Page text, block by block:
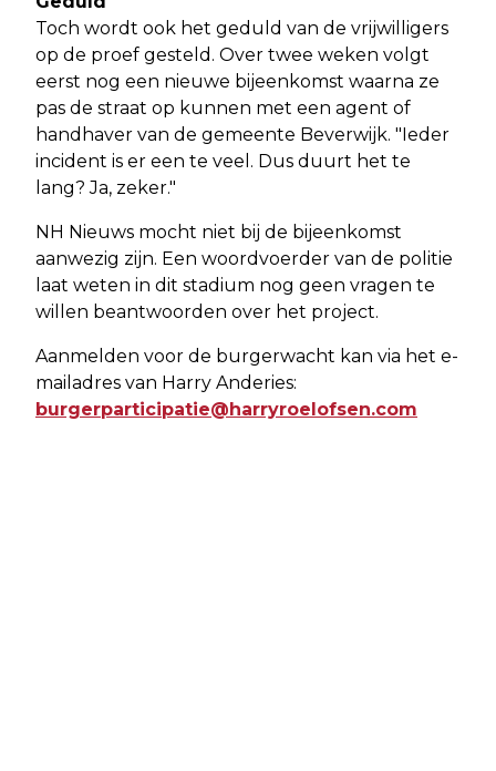
Toch wordt ook het geduld van de vrijwilligers
op de proef gesteld. Over twee weken volgt
eerst nog een nieuwe bijeenkomst waarna ze
pas de straat op kunnen met een agent of
handhaver van de gemeente Beverwijk. "Ieder
incident is er een te veel. Dus duurt het te
lang? Ja, zeker."
NH Nieuws mocht niet bij de bijeenkomst
aanwezig zijn. Een woordvoerder van de politie
laat weten in dit stadium nog geen vragen te
willen beantwoorden over het project.
Aanmelden voor de burgerwacht kan via het e-
mailadres van Harry Anderies:
burgerparticipatie@harryroelofsen.com